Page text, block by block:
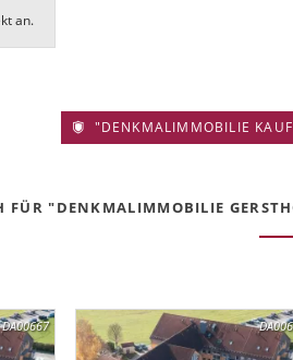
an.
"DENKMALIMMOBILIE
FÜR "DENKMALIMMOBILIE
DA00667